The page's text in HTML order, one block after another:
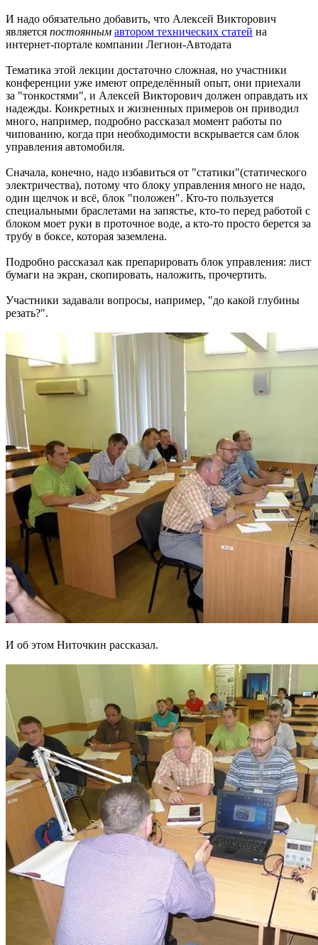
И надо обязательно добавить, что Алексей Викторович
является постоянным автором технических статей на
интернет-портале компании Легион-Автодата
Тематика этой лекции достаточно сложная, но участники
конференции уже имеют определённый опыт, они приехали
за "тонкостями", и Алексей Викторович должен оправдать их
надежды. Конкретных и жизненных примеров он приводил
много, например, подробно рассказал момент работы по
чипованию, когда при необходимости вскрывается сам блок
управления автомобиля.
Сначала, конечно, надо избавиться от "статики"(статического
электричества), потому что блоку управления много не надо,
один щелчок и всё, блок "положен". Кто-то пользуется
специальными браслетами на запястье, кто-то перед работой с
блоком моет руки в проточное воде, а кто-то просто берется за
трубу в боксе, которая заземлена.
Подробно рассказал как препарировать блок управления: лист
бумаги на экран, скопировать, наложить, прочертить.
Участники задавали вопросы, например, "до какой глубины
резать?".
И об этом Ниточкин рассказал.